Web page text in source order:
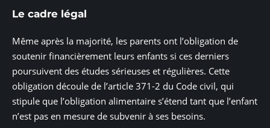
Le cadre légal
Même après la majorité, les parents ont l’obligation de
soutenir financièrement leurs enfants si ces derniers
poursuivent des études sérieuses et régulières. Cette
obligation découle de l’article 371-2 du Code civil, qui
stipule que l’obligation alimentaire s’étend tant que l’enfant
n’est pas en mesure de subvenir à ses besoins.